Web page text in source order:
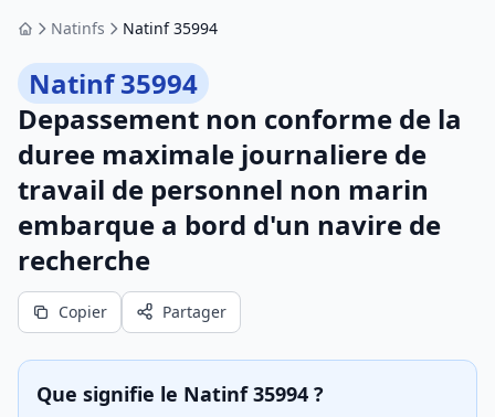
AccueilNatinfs Natinf 35994
Natinf 35994
Depassement non conforme de la
duree maximale journaliere de
travail de personnel non marin
embarque a bord d'un navire de
recherche
Copier Partager
Que signifie le Natinf 35994 ?